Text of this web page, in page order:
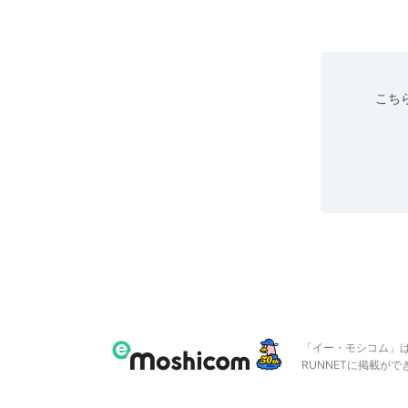
こち
「イー・モシコム
RUNNETに掲載がで